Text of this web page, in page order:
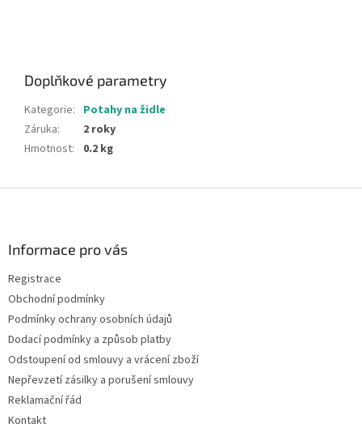
Doplňkové parametry
Kategorie: Potahy na židle
Záruka:
2 roky
Hmotnost: 0.2 kg
Informace pro vás
Registrace
Obchodní podmínky
Podmínky ochrany osobních údajů
Dodací podmínky a způsob platby
Odstoupení od smlouvy a vrácení zboží
Nepřevzetí zásilky a porušení smlouvy
Reklamační řád
Kontakt